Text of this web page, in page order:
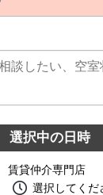
選択中の日時
賃貸仲介専門店
選択してくだ